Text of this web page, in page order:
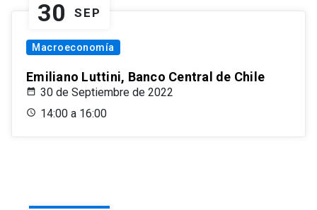
30 SEP
Macroeconomía
Emiliano Luttini, Banco Central de Chile
30 de Septiembre de 2022
14:00 a 16:00